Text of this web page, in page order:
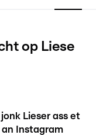
op Liese
Lieser ass et
an Instagram